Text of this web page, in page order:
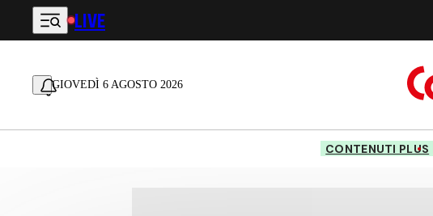
Vai al contenuto principale
LIVE
GIOVEDÌ 6 AGOSTO 2026
CONTENUTI PLUS